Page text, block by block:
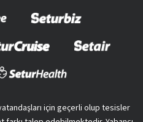
için geçerli olup tesisler